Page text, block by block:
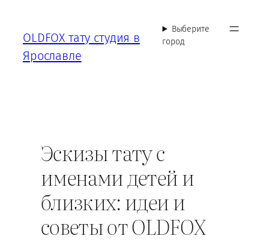
содержимому
OLDFOX тату студия в
Ярославле
Выберите
город
Эскизы тату с
именами детей и
близких: идеи и
советы от OLDFOX